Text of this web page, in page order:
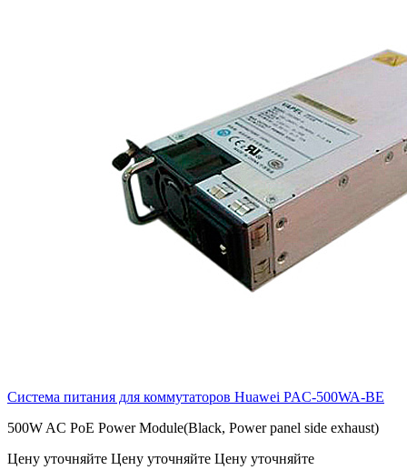
Система питания для коммутаторов Huawei PAC-500WA-BE
500W AC PoE Power Module(Black, Power panel side exhaust)
Цену уточняйте Цену уточняйте Цену уточняйте